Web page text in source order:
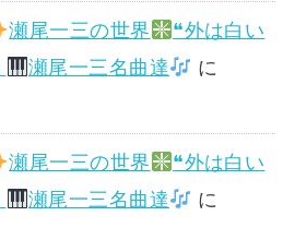
瀬尾一三の世界
❝外は白い
瀬尾一三名曲達
に
瀬尾一三の世界
❝外は白い
瀬尾一三名曲達
に